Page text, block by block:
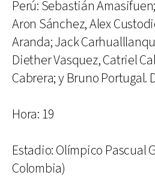
Perú: Sebastián
Aron Sánchez, Alex
Aranda; Jack
Diether Vasquez, Catriel
Cabrera; y Bruno Portugal.
Hora: 19
Estadio: Olímpico Pascual
Colombia)